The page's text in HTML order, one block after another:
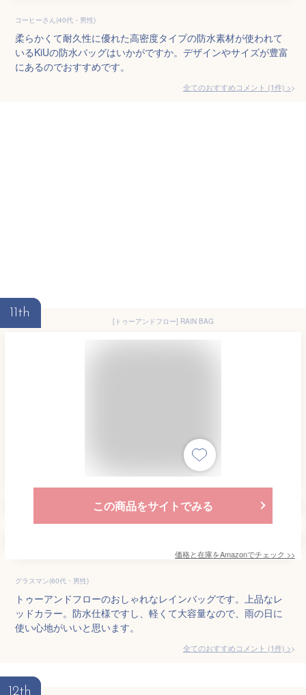
コーヒーさん(40代・男性)
柔らかくて耐久性に優れた高密度タイプの防水素材が使われて
いるKiUの防水バッグはいかがですか。デザインやサイズが豊富
にあるのでおすすめです。
全てのおすすめコメント (1件) >
11th
[トゥーアンドフロー] RAIN BAG
この商品をサイトでみる
価格と在庫をAmazonでチェック >>
グラスマン(60代・男性)
トゥーアンドフローのおしゃれなレインバッグです。上品なレ
ッドカラー。防水仕様ですし、軽くて大容量なので、雨の日に
使い心地がいいと思います。
全てのおすすめコメント (1件) >
12th